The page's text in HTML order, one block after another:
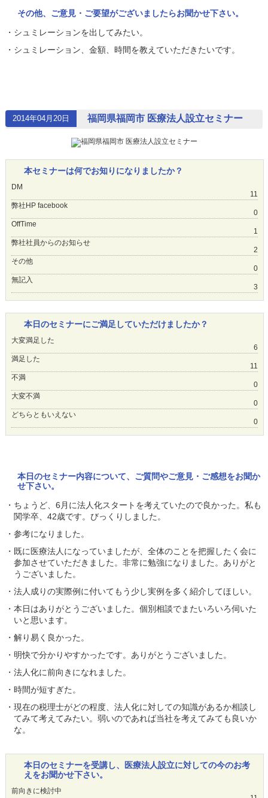
その他、ご意見・ご要望がございましたらお聞かせ下さい。
・シュミレーションを出してみたい。
・シュミレーション、金額、時間を教えていただきたいです。
2014年04月20日 福岡県福岡市 医療法人設立セミナー
本セミナーは何でお知りになりましたか？
DM
11
弊社HP facebook
0
OffTime
1
弊社社員からのお知らせ
2
その他
0
無記入
3
本日のセミナーにご満足していただけましたか？
大変満足した
6
満足した
11
不満
0
大変不満
0
どちらともいえない
0
本日のセミナー内容について、ご質問やご意見・ご感想をお聞か
せ下さい。
・ちょうど、6月に法人化スタートを考えていたので良かった。私も
関学卒、42歳です。びっくりしました。
・参考になりました。
・既に医療法人になっていましたが、全体のことを把握したく会に
参加させていただきました。非常に勉強になりました。ありがと
うございました。
・法人成りの実際例に付いてもう少し実例を多く紹介してほしい。
・本日はありがとうございました。個別相談でまたいろいろ伺いた
いと思います。
・解り易く良かった。
・明快で分かりやすかったです。ありがとうございました。
・法人化に前向きになれました。
・時間が短すぎた。
・現在の税理士がどの程度、法人化に対しての知識があるか相談し
てみて考えてみたい。弱いのであれば当社を考えてみても良いか
な。
本日のセミナーを受講し、医療法人設立に対しての今のお考
えをお聞かせ下さい。
前向きに検討中